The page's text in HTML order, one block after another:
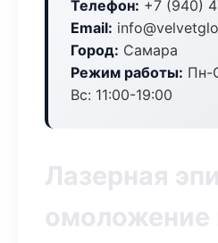
Телефон: +7 (940)
Email:
Город: Самара
Режим работы: Пн-
Вс: 11:00-19:00
Лазерная
омоложение